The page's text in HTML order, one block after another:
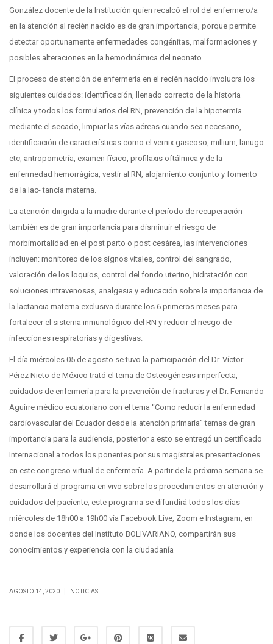
González docente de la Institución quien recalcó el rol del enfermero/a
en la atención al recién nacido es de gran importancia, porque permite
detectar oportunamente enfermedades congénitas, malformaciones y
posibles alteraciones en la hemodinámica del neonato.
El proceso de atención de enfermería en el recién nacido involucra los
siguientes cuidados: identificación, llenado correcto de la historia
clínica y todos los formularios del RN, prevención de la hipotermia
mediante el secado, limpiar las vías aéreas cuando sea necesario,
identificación de características como el vernix gaseoso, millium, lanugo
etc, antropometría, examen físico, profilaxis oftálmica y de la
enfermedad hemorrágica, vestir al RN, alojamiento conjunto y fomento
de la lac- tancia materna.
La atención dirigida a la madre durante el período de recuperación
también es de gran importancia para disminuir el riesgo de
morbimortalidad en el post parto o post cesárea, las intervenciones
incluyen: monitoreo de los signos vitales, control del sangrado,
valoración de los loquios, control del fondo uterino, hidratación con
soluciones intravenosas, analgesia y educación sobre la importancia de
la lactancia materna exclusiva durante los 6 primeros meses para
fortalecer el sistema inmunológico del RN y reducir el riesgo de
infecciones respiratorias y digestivas.
El día miércoles 05 de agosto se tuvo la participación del Dr. Víctor
Pérez Nieto de México trató el tema de Osteogénesis imperfecta,
cuidados de enfermería para la prevención de fracturas y el Dr. Fernando
Aguirre médico ecuatoriano con el tema “Como reducir la enfermedad
cardiovascular del Ecuador desde la atención primaria” temas de gran
importancia para la audiencia, posterior a esto se entregó un certificado
Internacional a todos los ponentes por sus magistrales presentaciones
en este congreso virtual de enfermería. A partir de la próxima semana se
desarrollará el programa en vivo sobre los procedimientos en atención y
cuidados del paciente; este programa se difundirá todos los días
miércoles de 18h00 a 19h00 vía Facebook Live, Zoom e Instagram, en
donde los docentes del Instituto BOLIVARIANO, compartirán sus
conocimientos y experiencia con la ciudadanía
AGOSTO 14, 2020 NOTICIAS